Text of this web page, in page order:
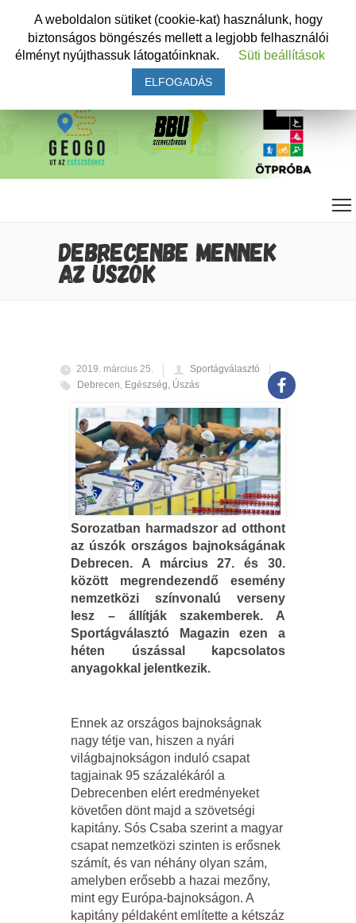
DEBRECENBE MENNEK
AZ ÚSZÓK
2019. március 25.
Sportágválasztó
Debrecen, Egészség, Úszás
Sorozatban harmadszor ad otthont
az úszók országos bajnokságának
Debrecen. A március 27. és 30.
között megrendezendő esemény
nemzetközi színvonalú verseny
lesz – állítják szakemberek. A
Sportágválasztó Magazin ezen a
héten úszással kapcsolatos
anyagokkal jelentkezik.
Ennek az országos bajnokságnak
nagy tétje van, hiszen a nyári
világbajnokságon induló csapat
tagjainak 95 százalékáról a
Debrecenben elért eredményeket
követően dönt majd a szövetségi
kapitány. Sós Csaba szerint a magyar
csapat nemzetközi szinten is erősnek
számít, és van néhány olyan szám,
amelyben erősebb a hazai mezőny,
mint egy Európa-bajnokságon. A
kapitány példaként említette a kétszáz
A weboldalon sütiket (cookie-kat) használunk, hogy
biztonságos böngészés mellett a legjobb felhasználói
élményt nyújthassuk látogatóinknak.
Süti beállítások
ELFOGADÁS